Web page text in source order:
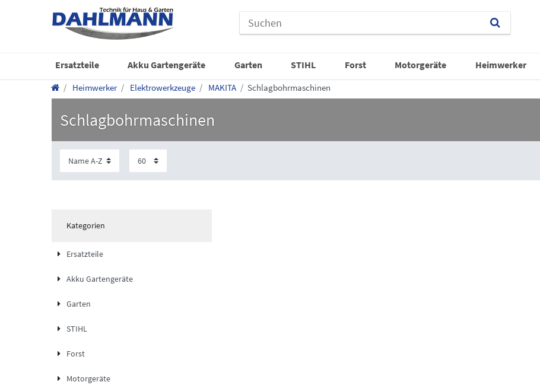
Ersatzteile Akku Gartengeräte Garten STIHL Forst Motorgeräte Heimwerker
Heimwerker Elektrowerkzeuge MAKITA Schlagbohrmaschinen
Schlagbohrmaschinen
Kategorien
Ersatzteile
Akku Gartengeräte
Garten
STIHL
Forst
Motorgeräte